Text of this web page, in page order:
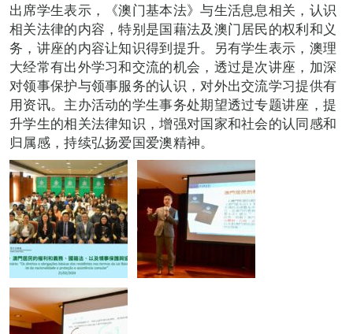
出席学生表示，《澳门基本法》与生活息息相关，认识
相关法律的内容，特别是国藉法及澳门居民的权利和义
务，讲座的内容让知识得到提升。另有学生表示，澳理
大经常有出外学习和交流的机会，透过是次讲座，加深
对领事保护与领事服务的认识，对外出交流学习提供有
用资讯。主办活动的学生事务处期望透过专题讲座，提
升学生的相关法律知识，增强对国家和社会的认同感和
归属感，持续弘扬爱国爱澳精神。